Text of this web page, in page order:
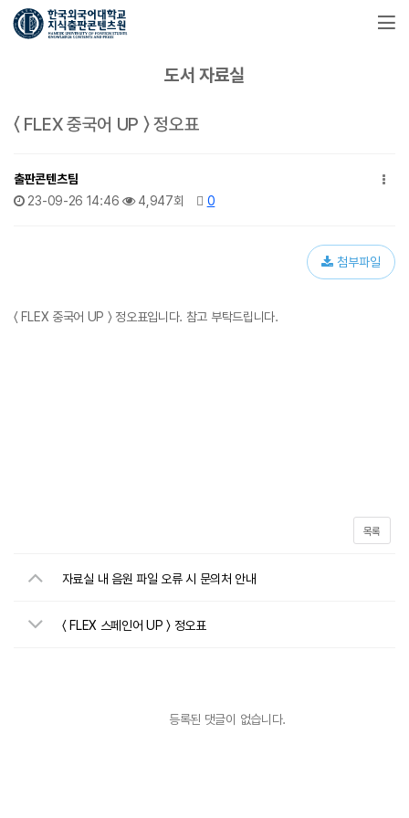
도서 자료실
〈 FLEX 중국어 UP 〉​ 정오표
출판콘텐츠팀
23-09-26 14:46
4,947회 0
첨부파일
〈 FLEX 중국어 UP 〉​ 정오표입니다. 참고 부탁드립니다.
목록
자료실 내 음원 파일 오류 시 문의처 안내
〈 FLEX 스페인어 UP 〉 정오표
등록된 댓글이 없습니다.